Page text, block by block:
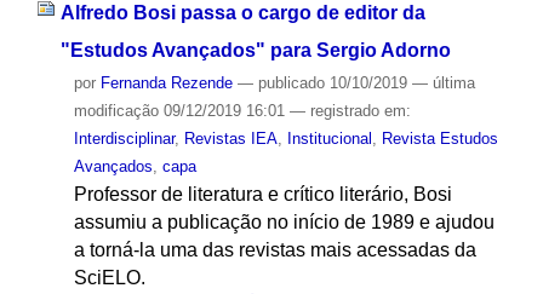
Alfredo Bosi passa o cargo de editor da
"Estudos Avançados" para Sergio Adorno
por Fernanda Rezende — publicado10/10/2019 — última
modificação09/12/2019 16:01 — registrado em:
Interdisciplinar, Revistas IEA, Institucional
Revista Estudos
Avançados capa
Professor de literatura e crítico literário, Bosi
assumiu a publicação no início de 1989 e ajudou
a torná-la uma das revistas mais acessadas da
SciELO.